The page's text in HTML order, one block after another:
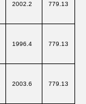
2002.2 779.13
1996.4 779.13
2003.6 779.13